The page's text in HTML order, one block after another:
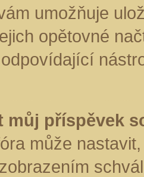
umožňuje
opětovné
můj příspěvek
může